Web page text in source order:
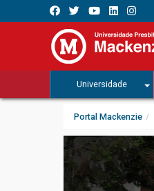
Universidade
Portal Mackenzie